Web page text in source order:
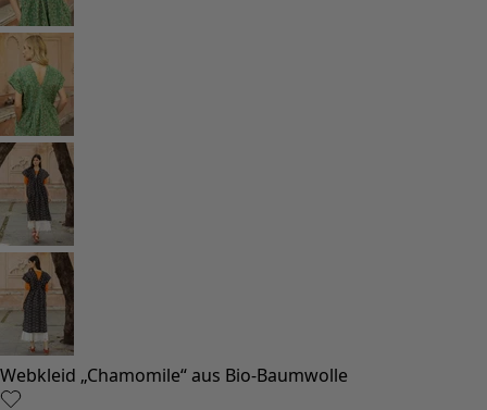
Webkleid „Chamomile“ aus Bio-Baumwolle